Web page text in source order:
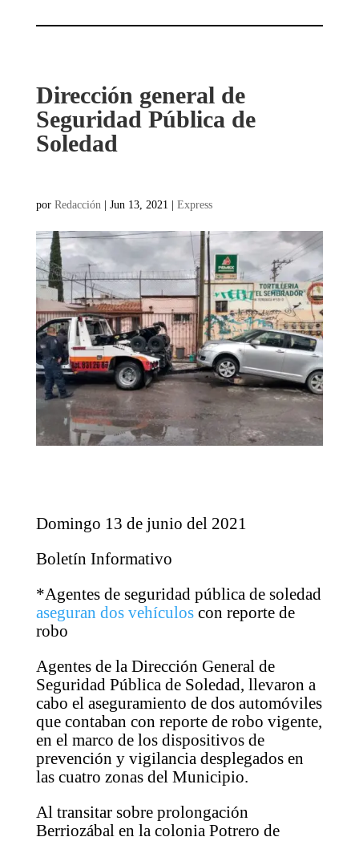
Dirección general de
Seguridad Pública de
Soledad
por Redacción | Jun 13, 2021 | Express
Domingo 13 de junio del 2021
Boletín Informativo
*Agentes de seguridad pública de soledad
aseguran dos vehículoscon reporte de
robo
Agentes de la Dirección General de
Seguridad Pública de Soledad, llevaron a
cabo el aseguramiento de dos automóviles
que contaban con reporte de robo vigente,
en el marco de los dispositivos de
prevención y vigilancia desplegados en
las cuatro zonas del Municipio.
Al transitar sobre prolongación
Berriozábal en la colonia Potrero de